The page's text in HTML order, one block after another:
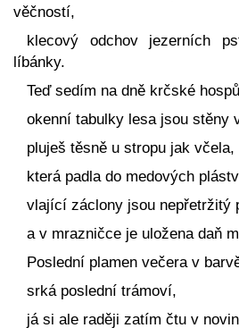
věčností,
klecový odchov jezerních
líbánky.
Teď sedím na dně krčské
okenní tabulky lesa jsou stěny
pluješ těsně u stropu jak včela,
která padla do medových
vlající záclony jsou nepřetržitý
a v mrazničce je uložena daň
Poslední plamen večera v
srká poslední trámoví,
já si ale raději zatím čtu v